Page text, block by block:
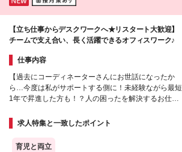
【立ち仕事からデスクワークへ★リスタート大歓迎】
チームで支え合い、長く活躍できるオフィスワーク♪
仕事内容
【過去にコーディネーターさんにお世話になったか
ら…今度は私がサポートする側に！未経験ながら最短
1年で昇進した方も！？人の困ったを解決するお仕
求人特集と一致したポイント
育児と両立